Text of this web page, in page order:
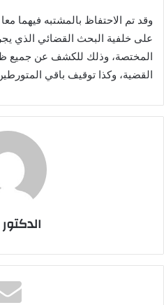
وقد تم الاحتفاظ بالمشتبه فيهما
على خلفية البحث القضائي الذي
المختصة، وذلك للكشف عن جميع
القضية، وكذا توقيف باقي